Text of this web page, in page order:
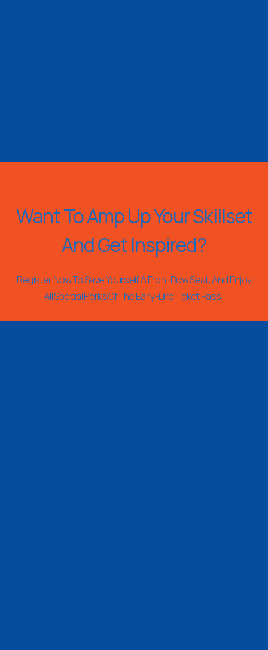
Want To Amp Up Your Skillset
And Get Inspired?
Register Now To Save Yourself A Front Row Seat, And Enjoy
All Special Perks Of The Early-Bird Ticket Pass!